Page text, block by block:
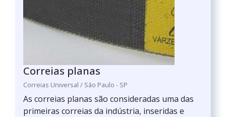
Correias planas
Correias Universal / São Paulo - SP
As correias planas são consideradas uma das
primeiras correias da indústria, inseridas e